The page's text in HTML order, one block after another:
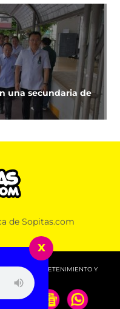
una secundaria de
de Sopitas.com
ENTRETENIMIENTO Y
x